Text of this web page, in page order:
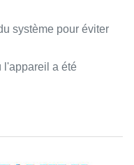
système pour éviter
l'appareil a été